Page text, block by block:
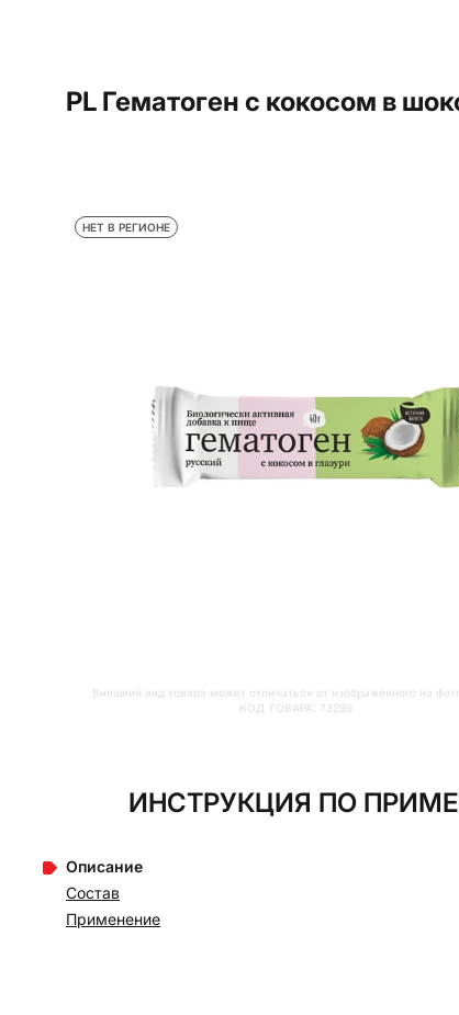
PL Гематоген с кокосом в
НЕТ В РЕГИОНЕ
Внешний вид товара может отличаться от изображённого на
КОД ТОВАРА: 73299
ИНСТРУКЦИЯ ПО
Описание
Состав
Применение